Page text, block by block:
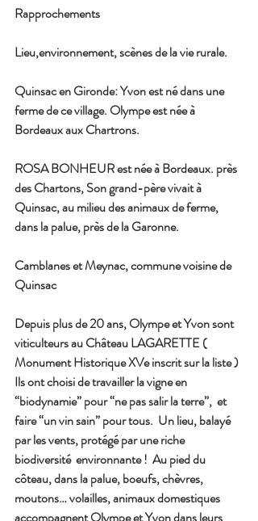
Rapprochements
Lieu,environnement, scènes de la vie rurale.
Quinsac en Gironde: Yvon est né dans une
ferme de ce village. Olympe est née à
Bordeaux aux Chartrons.
ROSA BONHEUR est née à Bordeaux. près
des Chartons, Son grand-père vivait à
Quinsac, au milieu des animaux de ferme,
dans la palue, près de la Garonne.
Camblanes et Meynac, commune voisine de
Quinsac
Depuis plus de 20 ans, Olympe et Yvon sont
viticulteurs au Château LAGARETTE (
Monument Historique XVe inscrit sur la liste )
Ils ont choisi de travailler la vigne en
“biodynamie” pour “ne pas salir la terre”,  et
faire “un vin sain” pour tous.  Un lieu, balayé
par les vents, protégé par une riche
biodiversité  environnante !  Au pied du
côteau, dans la palue, boeufs, chèvres,
moutons… volailles, animaux domestiques